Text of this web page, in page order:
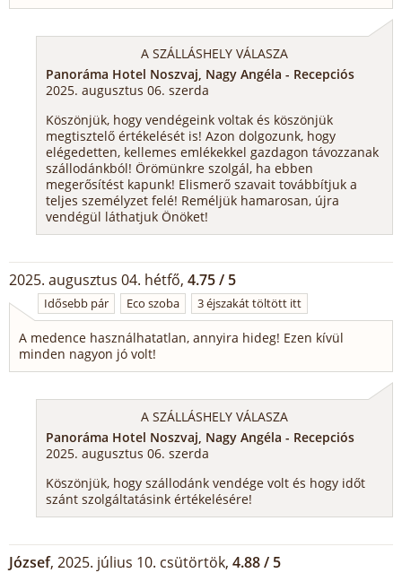
A SZÁLLÁSHELY VÁLASZA
Panoráma Hotel Noszvaj, Nagy Angéla - Recepciós
2025. augusztus 06. szerda
Köszönjük, hogy vendégeink voltak és köszönjük
megtisztelő értékelését is! Azon dolgozunk, hogy
elégedetten, kellemes emlékekkel gazdagon távozzanak
szállodánkból! Örömünkre szolgál, ha ebben
megerősítést kapunk! Elismerő szavait továbbítjuk a
teljes személyzet felé! Reméljük hamarosan, újra
vendégül láthatjuk Önöket!
2025. augusztus 04. hétfő, 4.75 / 5
Idősebb pár Eco szoba 3 éjszakát töltött itt
A medence használhatatlan, annyira hideg! Ezen kívül
minden nagyon jó volt!
A SZÁLLÁSHELY VÁLASZA
Panoráma Hotel Noszvaj, Nagy Angéla - Recepciós
2025. augusztus 06. szerda
Köszönjük, hogy szállodánk vendége volt és hogy időt
szánt szolgáltatásink értékelésére!
József, 2025. július 10. csütörtök, 4.88 / 5